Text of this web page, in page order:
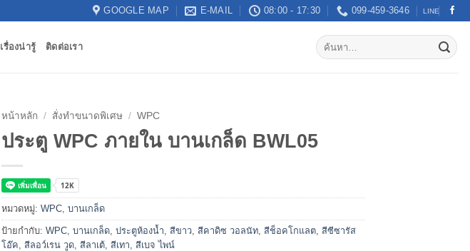
GOOGLE MAP E-MAIL 08:00 - 17:30 099-459-3646 LINE
เรื่องน่ารู้ ติดต่อเรา
หน้าหลัก / สั่งทำขนาดพิเศษ / WPC
ประตู WPC ภายใน บานเกล็ด BWL05
หมวดหมู่: WPC บานเกล็ด
ป้ายกำกับ: WPC บานเกล็ด ประตูห้องน้ำ สีขาว สีคาดิซ วอลนัท สีช็อคโกแลต สีซีซารัส
โอ๊ค
สีลอว์เรน วูด สีลาเต้ สีเทา สีเบจ ไพน์